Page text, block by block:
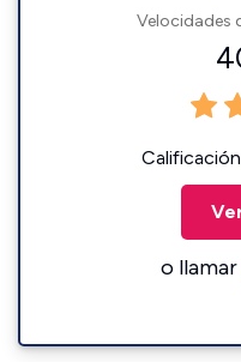
Velocidades
o llamar